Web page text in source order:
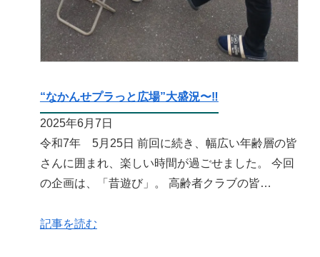
“なかんせプラっと広場”大盛況〜‼️
2025年6月7日
令和7年 5月25日 前回に続き、幅広い年齢層の皆
さんに囲まれ、楽しい時間が過ごせました。 今回
の企画は、「昔遊び」。 高齢者クラブの皆…
記事を読む